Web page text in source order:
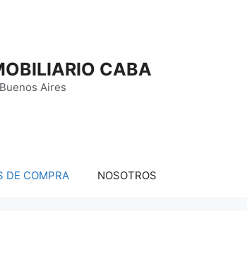
CABA
Aires
DE COMPRA NOSOTROS